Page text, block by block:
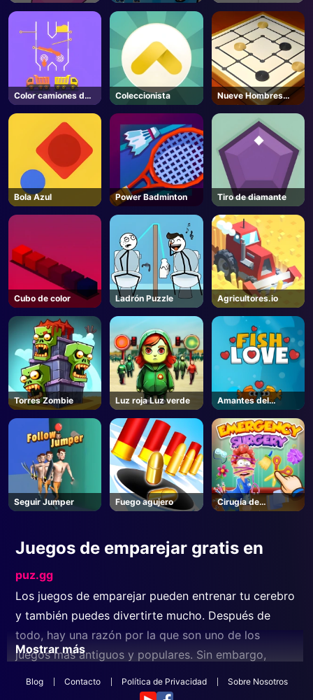
súper larga
Color camiones de
agua
Coleccionista
Nueve Hombres
Morris
Bola Azul Power Badminton Tiro de diamante
Cubo de color Ladrón Puzzle Agricultores.io
Torres Zombie Luz roja Luz verde
Amantes del
pescado
Seguir Jumper Fuego agujero
Cirugía de
emergencia
Juegos de emparejar gratis en
puz.gg
Los juegos de emparejar pueden entrenar tu cerebro
y también puedes divertirte mucho. Después de
todo, hay una razón por la que son uno de los
juegos más antiguos y populares. Sin embargo,
adictiva, cualquiera puede disfrutar de estos
Mostrar más
Blog Contacto Política de Privacidad Sobre Nosotros